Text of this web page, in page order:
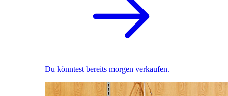
Du könntest bereits morgen verkaufen.